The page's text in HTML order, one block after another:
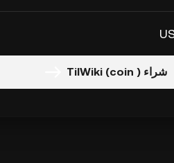
شراء TilWiki (coin )